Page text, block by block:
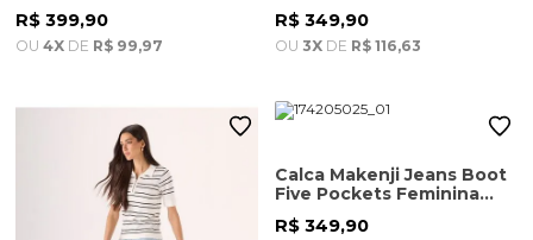
R$ 399,90
OU 4X DE R$ 99,97
R$ 349,90
OU 3X DE R$ 116,63
Calca Makenji Jeans Boot
Five Pockets Feminina
R$ 349,90